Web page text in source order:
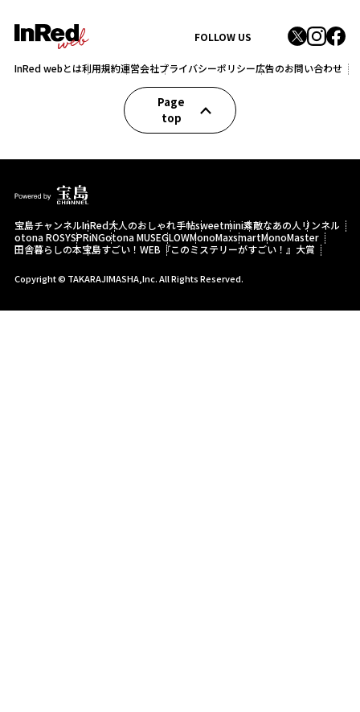
FOLLOW US
InRed webとは利用規約運営会社プライバシーポリシー広告のお問い合わせ
Page
top
宝島チャンネルInRed大人のおしゃれ手帖sweetmini素敵なあの人 リンネル
otona ROSYSPRiNGotona MUSEGLOWMonoMaxsmartMonoMaster
田舎暮らしの本宝島すごい！WEB 『このミステリーがすごい！』大賞
Copyright © TAKARAJIMASHA,Inc. All Rights Reserved.